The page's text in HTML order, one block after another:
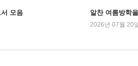
모음 알찬 여름방학
2026년 07월 20